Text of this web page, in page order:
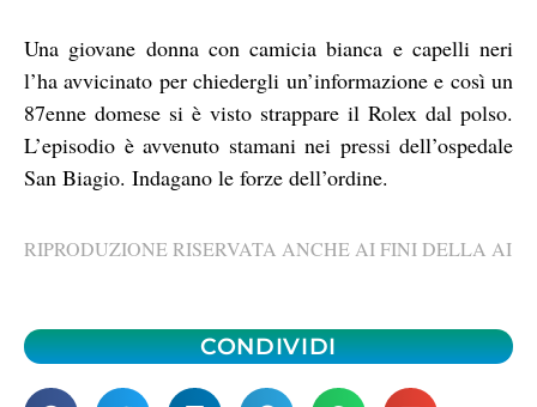
Una giovane donna con camicia bianca e capelli neri
l’ha avvicinato per chiedergli un’informazione e così un
87enne domese si è visto strappare il Rolex dal polso.
L’episodio è avvenuto stamani nei pressi dell’ospedale
San Biagio. Indagano le forze dell’ordine.
RIPRODUZIONE RISERVATA ANCHE AI FINI DELLA AI
CONDIVIDI